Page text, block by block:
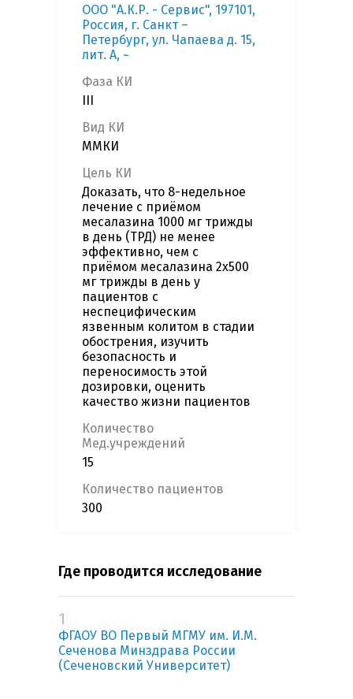
ООО "А.К.Р. - Сервис", 197101,
Россия, г. Санкт –
Петербург, ул. Чапаева д. 15,
лит. А, ~
Фаза КИ
Вид КИ
ММКИ
Цель КИ
Доказать, что 8-недельное
лечение с приёмом
месалазина 1000 мг трижды
в день (ТРД) не менее
эффективно, чем с
приёмом месалазина 2x500
мг трижды в день у
пациентов с
неспецифическим
язвенным колитом в стадии
обострения, изучить
безопасность и
переносимость этой
дозировки, оценить
качество жизни пациентов
Количество
Мед.учреждений
15
Количество пациентов
300
Где проводится исследование
1
ФГАОУ ВО Первый МГМУ им. И.М.
Сеченова Минздрава России
(Сеченовский Университет)